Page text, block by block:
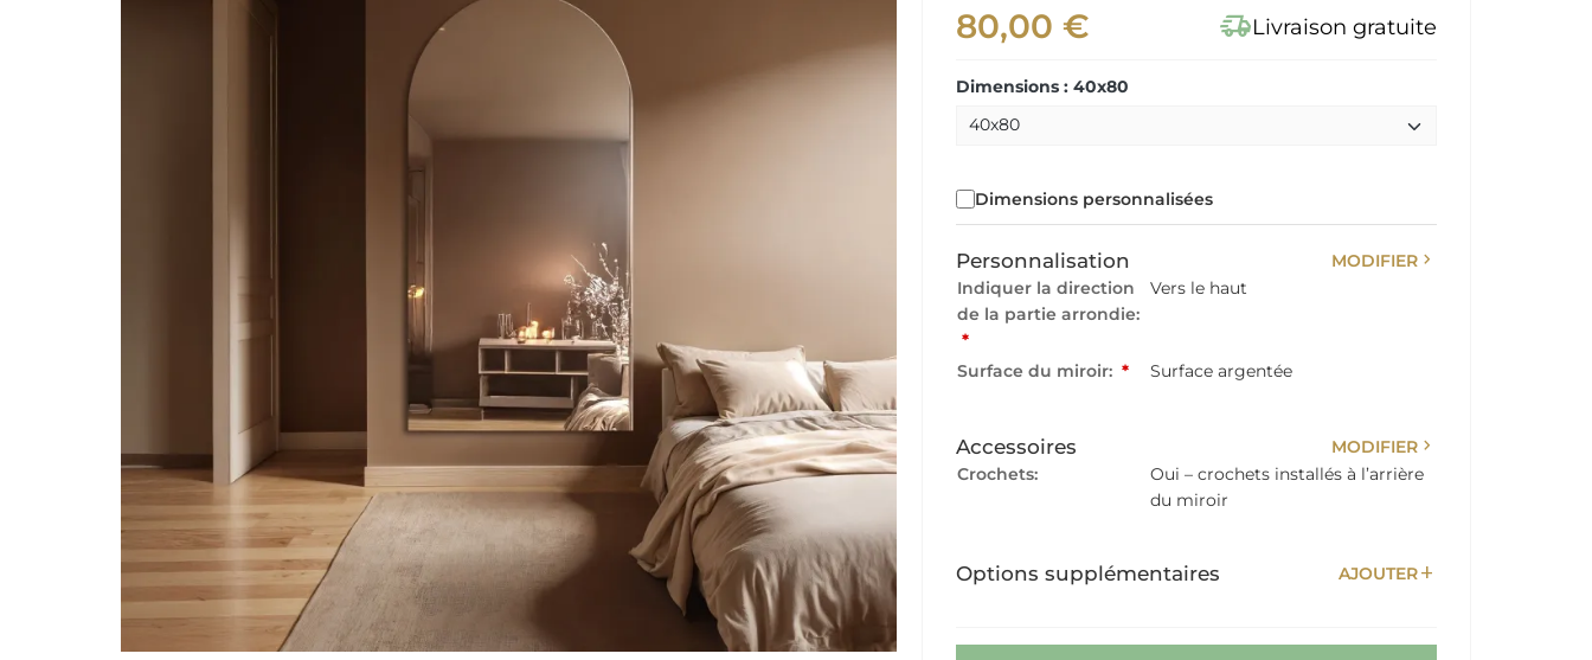
80,00 € delivery_truck_speedLivraison gratuite
Dimensions : 40x80
Dimensions personnalisées
Personnalisation MODIFIER chevron_right
Indiquer la direction
de la partie arrondie:
*
Vers le haut
Surface du miroir: * Surface argentée
Accessoires MODIFIER chevron_right
Crochets:
Oui – crochets installés à l’arrière
du miroir
Options supplémentaires AJOUTERadd